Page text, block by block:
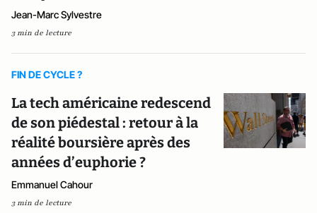
Jean-Marc Sylvestre
3 min de lecture
FIN DE CYCLE ?
La tech américaine redescend
de son piédestal : retour à la
réalité boursière après des
années d’euphorie ?
Emmanuel Cahour
3 min de lecture